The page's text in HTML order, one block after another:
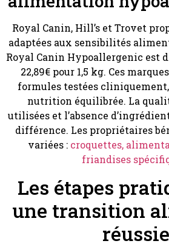
Royal Canin, Hill’s et Trovet
adaptées aux sensibilités
Royal Canin Hypoallergenic est
22,89€ pour 1,5 kg. Ces
formules testées
nutrition équilibrée. La
utilisées et l’absence
différence. Les propriétaires
variées : croquettes,
friandises
Les étapes
une transition
réussie